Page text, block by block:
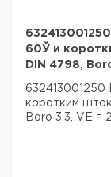
60Ў и
DIN 4798,
632413001250
коротким
Boro 3.3, VE = 2